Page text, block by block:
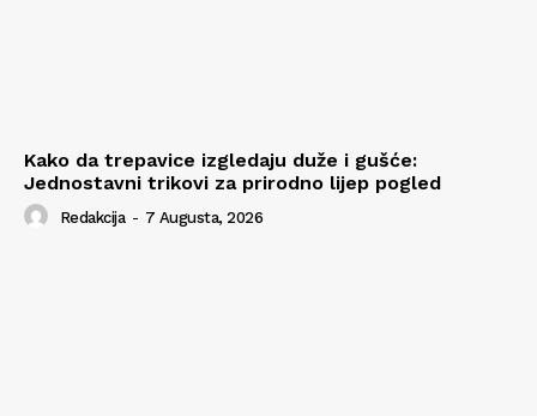
Kako da trepavice izgledaju duže i gušće:
Jednostavni trikovi za prirodno lijep pogled
Redakcija - 7 Augusta, 2026